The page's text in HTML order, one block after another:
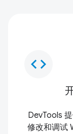
code
DevTools
修改和调试